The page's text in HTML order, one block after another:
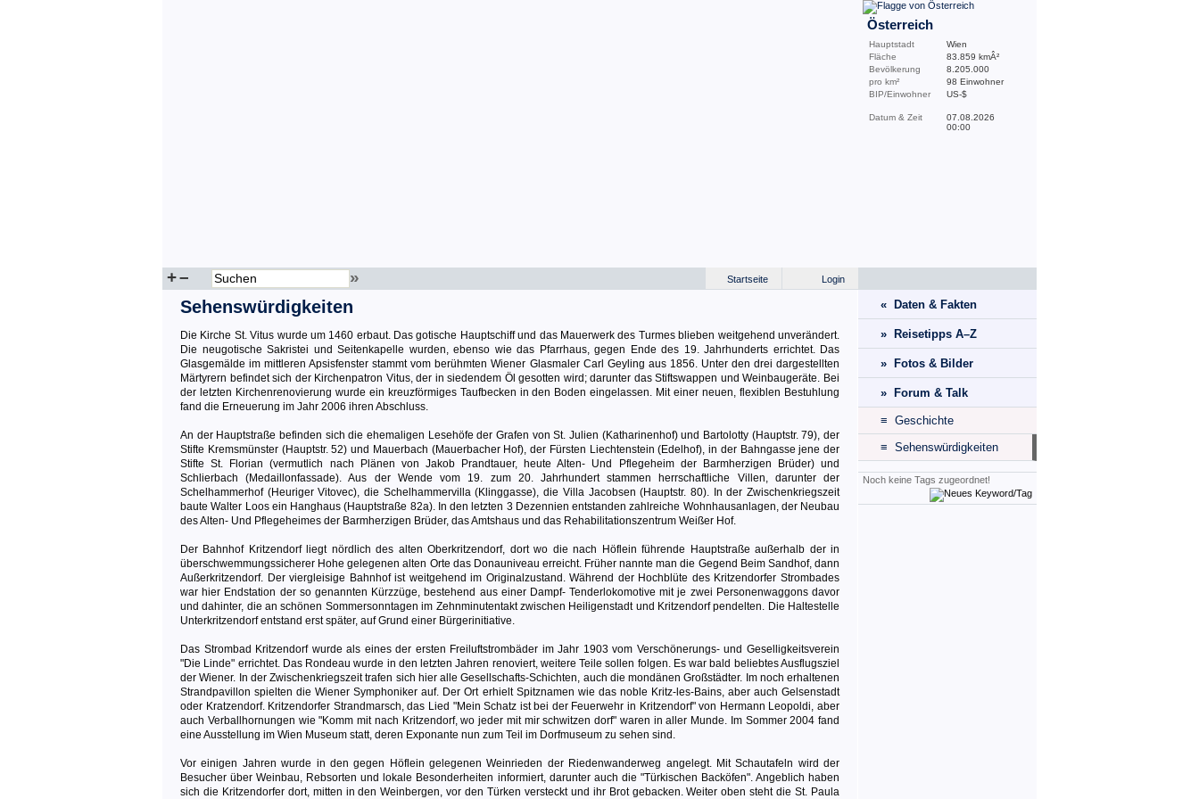
Österreich
Hauptstadt
Wien
Fläche
83.859 kmÂ²
Bevölkerung
8.205.000
pro km²
98 Einwohner
BIP/Einwohner
US-$
Datum & Zeit
07.08.2026
00:00
+– » Login
Startseite
Sehenswürdigkeiten
Die Kirche St. Vitus wurde um 1460 erbaut. Das gotische Hauptschiff und das Mauerwerk des Turmes blieben weitgehend unverändert.
Die neugotische Sakristei und Seitenkapelle wurden, ebenso wie das Pfarrhaus, gegen Ende des 19. Jahrhunderts errichtet. Das
Glasgemälde im mittleren Apsisfenster stammt vom berühmten Wiener Glasmaler Carl Geyling aus 1856. Unter den drei dargestellten
Märtyrern befindet sich der Kirchenpatron Vitus, der in siedendem Öl gesotten wird; darunter das Stiftswappen und Weinbaugeräte. Bei
der letzten Kirchenrenovierung wurde ein kreuzförmiges Taufbecken in den Boden eingelassen. Mit einer neuen, flexiblen Bestuhlung
fand die Erneuerung im Jahr 2006 ihren Abschluss.
An der Hauptstraße befinden sich die ehemaligen Lesehöfe der Grafen von St. Julien (Katharinenhof) und Bartolotty (Hauptstr. 79), der
Stifte Kremsmünster (Hauptstr. 52) und Mauerbach (Mauerbacher Hof), der Fürsten Liechtenstein (Edelhof), in der Bahngasse jene der
Stifte St. Florian (vermutlich nach Plänen von Jakob Prandtauer, heute Alten- Und Pflegeheim der Barmherzigen Brüder) und
Schlierbach (Medaillonfassade). Aus der Wende vom 19. zum 20. Jahrhundert stammen herrschaftliche Villen, darunter der
Schelhammerhof (Heuriger Vitovec), die Schelhammervilla (Klinggasse), die Villa Jacobsen (Hauptstr. 80). In der Zwischenkriegszeit
baute Walter Loos ein Hanghaus (Hauptstraße 82a). In den letzten 3 Dezennien entstanden zahlreiche Wohnhausanlagen, der Neubau
des Alten- Und Pflegeheimes der Barmherzigen Brüder, das Amtshaus und das Rehabilitationszentrum Weißer Hof.
Der Bahnhof Kritzendorf liegt nördlich des alten Oberkritzendorf, dort wo die nach Höflein führende Hauptstraße außerhalb der in
überschwemmungssicherer Hohe gelegenen alten Orte das Donauniveau erreicht. Früher nannte man die Gegend Beim Sandhof, dann
Außerkritzendorf. Der viergleisige Bahnhof ist weitgehend im Originalzustand. Während der Hochblüte des Kritzendorfer Strombades
war hier Endstation der so genannten Kürzzüge, bestehend aus einer Dampf- Tenderlokomotive mit je zwei Personenwaggons davor
und dahinter, die an schönen Sommersonntagen im Zehnminutentakt zwischen Heiligenstadt und Kritzendorf pendelten. Die Haltestelle
Unterkritzendorf entstand erst später, auf Grund einer Bürgerinitiative.
Das Strombad Kritzendorf wurde als eines der ersten Freiluftstrombäder im Jahr 1903 vom Verschönerungs- und Geselligkeitsverein
"Die Linde" errichtet. Das Rondeau wurde in den letzten Jahren renoviert, weitere Teile sollen folgen. Es war bald beliebtes Ausflugsziel
der Wiener. In der Zwischenkriegszeit trafen sich hier alle Gesellschafts-Schichten, auch die mondänen Großstädter. Im noch erhaltenen
Strandpavillon spielten die Wiener Symphoniker auf. Der Ort erhielt Spitznamen wie das noble Kritz-les-Bains, aber auch Gelsenstadt
oder Kratzendorf. Kritzendorfer Strandmarsch, das Lied "Mein Schatz ist bei der Feuerwehr in Kritzendorf" von Hermann Leopoldi, aber
auch Verballhornungen wie "Komm mit nach Kritzendorf, wo jeder mit mir schwitzen dorf" waren in aller Munde. Im Sommer 2004 fand
eine Ausstellung im Wien Museum statt, deren Exponante nun zum Teil im Dorfmuseum zu sehen sind.
Vor einigen Jahren wurde in den gegen Höflein gelegenen Weinrieden der Riedenwanderweg angelegt. Mit Schautafeln wird der
Besucher über Weinbau, Rebsorten und lokale Besonderheiten informiert, darunter auch die "Türkischen Backöfen". Angeblich haben
sich die Kritzendorfer dort, mitten in den Weinbergen, vor den Türken versteckt und ihr Brot gebacken. Weiter oben steht die St. Paula
« Daten & Fakten
» Reisetipps A–Z
» Fotos & Bilder
» Forum & Talk
≡ Geschichte
≡ Sehenswürdigkeiten
Noch keine Tags zugeordnet!